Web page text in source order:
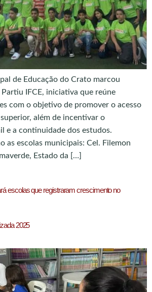
de Educação do Crato marcou
IFCE, iniciativa que reúne
com o objetivo de promover o acesso
além de incentivar o
e a continuidade dos estudos.
as escolas municipais: Cel. Filemon
Estado da […]
escolas que registraram crescimento no
2025